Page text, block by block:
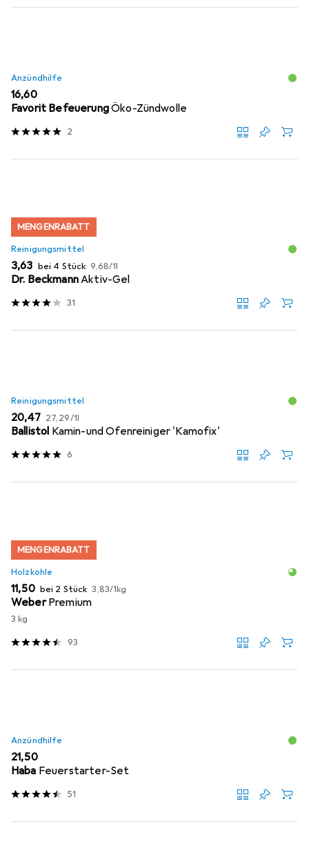
Anzündhilfe
EUR
16,60
Favorit BefeuerungÖko-Zündwolle
2
MENGENRABATT
Reinigungsmittel
EUR
3,63 bei 4 Stück EUR
9,68/1l
Dr. BeckmannAktiv-Gel
31
Reinigungsmittel
EUR
20,47 EUR
27,29/1l
Ballistol Kamin-und Ofenreiniger 'Kamofix'
6
MENGENRABATT
Holzkohle
EUR
11,50 bei 2 Stück EUR
3,83/1kg
Weber Premium
3 kg
93
Anzündhilfe
EUR
21,50
Haba Feuerstarter-Set
51